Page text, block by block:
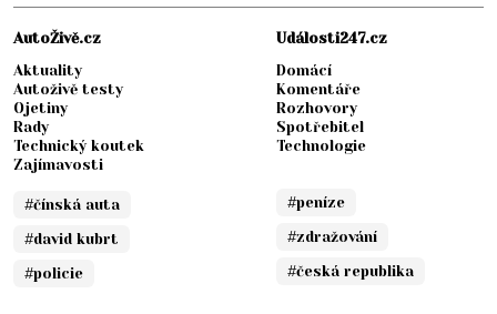
AutoŽivě.cz
Aktuality
Autoživě testy
Ojetiny
Rady
Technický koutek
Zajímavosti
#čínská auta
#david kubrt
#policie
Události247.cz
Domácí
Komentáře
Rozhovory
Spotřebitel
Technologie
#peníze
#zdražování
#česká republika